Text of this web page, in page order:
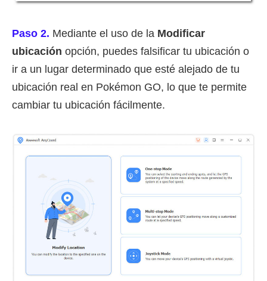
Paso 2. Mediante el uso de la Modificar
ubicación opción, puedes falsificar tu ubicación o
ir a un lugar determinado que esté alejado de tu
ubicación real en Pokémon GO, lo que te permite
cambiar tu ubicación fácilmente.